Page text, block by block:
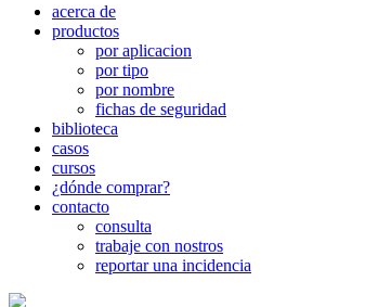
acerca de
productos
por aplicacion
por tipo
por nombre
fichas de seguridad
biblioteca
casos
cursos
¿dónde comprar?
contacto
consulta
trabaje con nostros
reportar una incidencia